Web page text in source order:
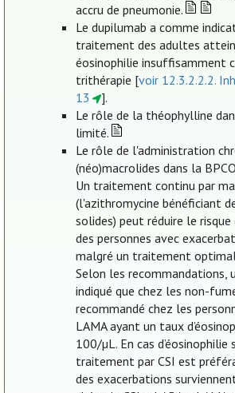
accru de pneumonie.
Le dupilumab a comme
traitement des adultes
éosinophilie insuffisamment
trithérapie [voir 12.3.2.2.2.
13
].
Le rôle de la théophylline
limité.
Le rôle de l'administration
(néo)macrolides dans la
Un traitement continu par
(l'azithromycine bénéficiant
solides) peut réduire le
des personnes avec
malgré un traitement
Selon les recommandations,
indiqué que chez les non-
recommandé chez les
LAMA ayant un taux
100/µL. En cas d’éosinophilie
traitement par CSI est
des exacerbations